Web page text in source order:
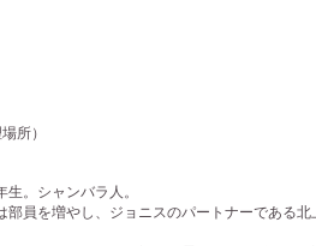
所）
。シャンバラ人。
員を増やし、ジョニスのパートナーである